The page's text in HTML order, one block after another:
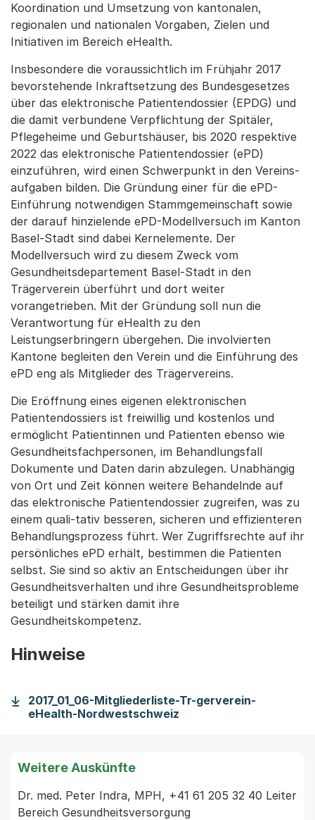
Koordination und Umsetzung von kantonalen,
regionalen und nationalen Vorgaben, Zielen und
Initiativen im Bereich eHealth.
Insbesondere die voraussichtlich im Frühjahr 2017
bevorstehende Inkraftsetzung des Bundesgesetzes
über das elektronische Patientendossier (EPDG) und
die damit verbundene Verpflichtung der Spitäler,
Pflegeheime und Geburtshäuser, bis 2020 respektive
2022 das elektronische Patientendossier (ePD)
einzuführen, wird einen Schwerpunkt in den Vereins-
aufgaben bilden. Die Gründung einer für die ePD-
Einführung notwendigen Stammgemeinschaft sowie
der darauf hinzielende ePD-Modellversuch im Kanton
Basel-Stadt sind dabei Kernelemente. Der
Modellversuch wird zu diesem Zweck vom
Gesundheitsdepartement Basel-Stadt in den
Trägerverein überführt und dort weiter
vorangetrieben. Mit der Gründung soll nun die
Verantwortung für eHealth zu den
Leistungserbringern übergehen. Die involvierten
Kantone begleiten den Verein und die Einführung des
ePD eng als Mitglieder des Trägervereins.
Die Eröffnung eines eigenen elektronischen
Patientendossiers ist freiwillig und kostenlos und
ermöglicht Patientinnen und Patienten ebenso wie
Gesundheitsfachpersonen, im Behandlungsfall
Dokumente und Daten darin abzulegen. Unabhängig
von Ort und Zeit können weitere Behandelnde auf
das elektronische Patientendossier zugreifen, was zu
einem quali-tativ besseren, sicheren und effizienteren
Behandlungsprozess führt. Wer Zugriffsrechte auf ihr
persönliches ePD erhält, bestimmen die Patienten
selbst. Sie sind so aktiv an Entscheidungen über ihr
Gesundheitsverhalten und ihre Gesundheitsprobleme
beteiligt und stärken damit ihre
Gesundheitskompetenz.
Hinweise
2017_01_06-Mitgliederliste-Tr-gerverein-
eHealth-Nordwestschweiz
Weitere Auskünfte
Dr. med. Peter Indra, MPH, +41 61 205 32 40 Leiter
Bereich Gesundheitsversorgung